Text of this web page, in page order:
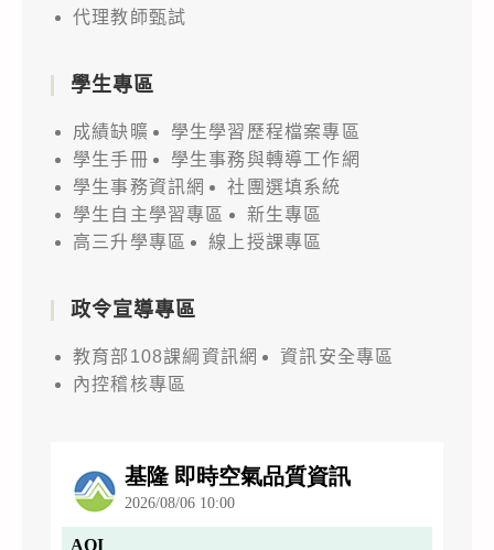
代理教師甄試
學生專區
成績缺曠
學生學習歷程檔案專區
學生手冊
學生事務與轉導工作網
學生事務資訊網
社團選填系統
學生自主學習專區
新生專區
高三升學專區
線上授課專區
政令宣導專區
教育部108課綱資訊網
資訊安全專區
內控稽核專區